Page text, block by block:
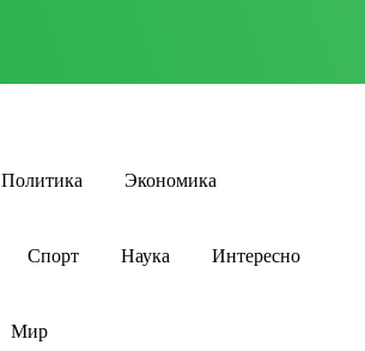
Политика Экономика
Спорт Наука Интересно
Мир